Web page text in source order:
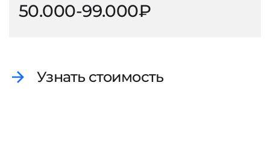
50.000-99.000₽
Узнать стоимость